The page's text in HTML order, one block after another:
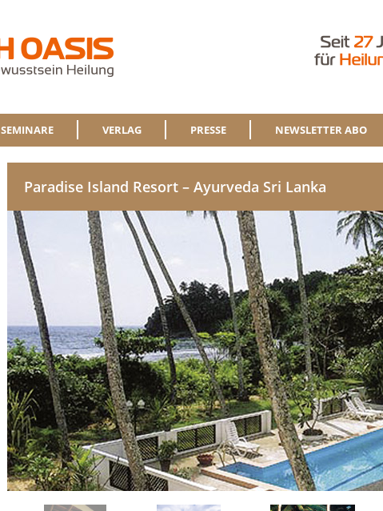
SEMINARE VERLAG PRESSE NEWSLETTER ABO
Paradise Island Resort – Ayurveda Sri Lanka